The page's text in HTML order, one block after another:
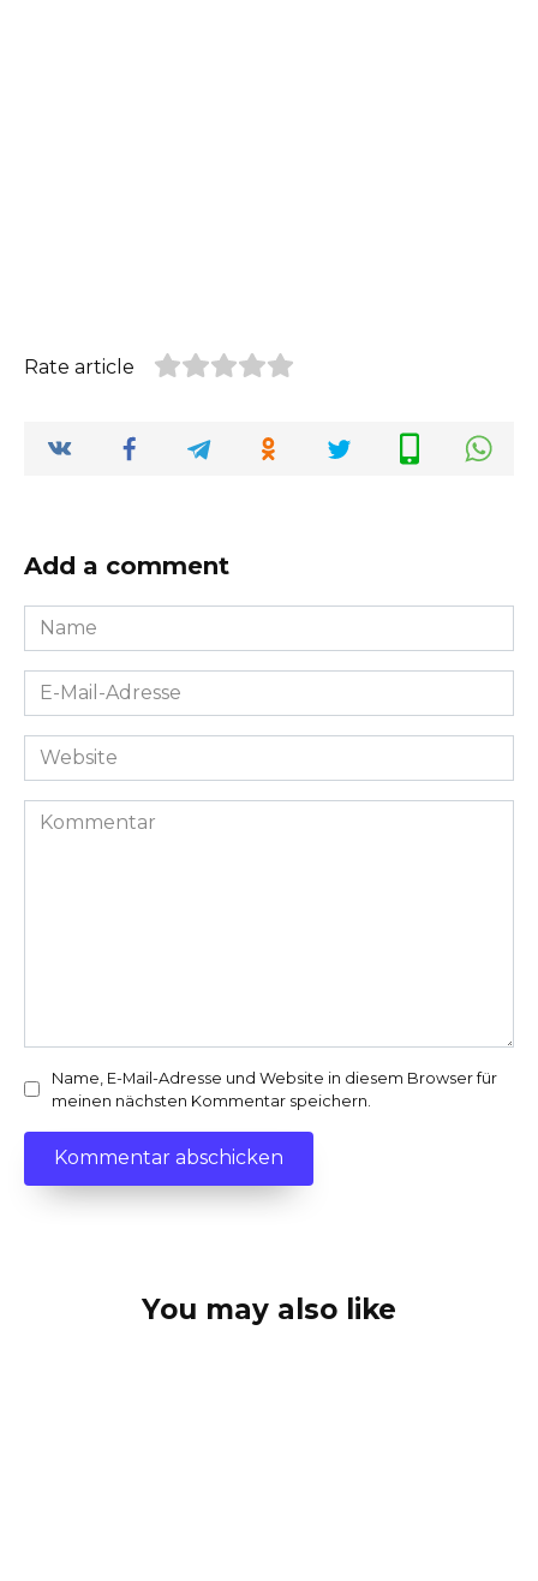
Rate article
Add a comment
Name
*
E-
Mail-
Adresse
Website
Kommentar
Name, E-Mail-Adresse und Website in diesem Browser für
meinen nächsten Kommentar speichern.
You may also like